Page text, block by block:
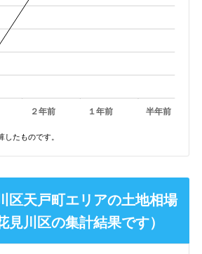
２年前 １年前 半年前
たものです。
区天戸町エリアの土地相場
見川区の集計結果です）